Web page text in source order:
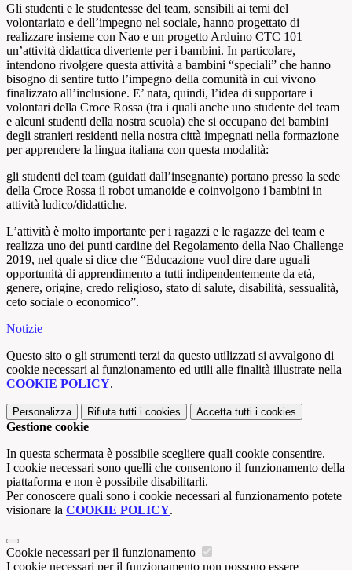
Gli studenti e le studentesse del team, sensibili ai temi del
volontariato e dell’impegno nel sociale, hanno progettato di
realizzare insieme con Nao e un progetto Arduino CTC 101
un’attività didattica divertente per i bambini. In particolare,
intendono rivolgere questa attività a bambini “speciali” che hanno
bisogno di sentire tutto l’impegno della comunità in cui vivono
finalizzato all’inclusione. E’ nata, quindi, l’idea di supportare i
volontari della Croce Rossa (tra i quali anche uno studente del team
e alcuni studenti della nostra scuola) che si occupano dei bambini
degli stranieri residenti nella nostra città impegnati nella formazione
per apprendere la lingua italiana con questa modalità:
gli studenti del team (guidati dall’insegnante) portano presso la sede
della Croce Rossa il robot umanoide e coinvolgono i bambini in
attività ludico/didattiche.
L’attività è molto importante per i ragazzi e le ragazze del team e
realizza uno dei punti cardine del Regolamento della Nao Challenge
2019, nel quale si dice che “Educazione vuol dire dare uguali
opportunità di apprendimento a tutti indipendentemente da età,
genere, origine, credo religioso, stato di salute, disabilità, sessualità,
ceto sociale o economico”.
Notizie
Questo sito o gli strumenti terzi da questo utilizzati si avvalgono di
cookie necessari al funzionamento ed utili alle finalità illustrate nella
COOKIE POLICY.
Personalizza Rifiuta tutti i cookies Accetta tutti i cookies
Gestione cookie
In questa schermata è possibile scegliere quali cookie consentire.
I cookie necessari sono quelli che consentono il funzionamento della
piattaforma e non è possibile disabilitarli.
Per conoscere quali sono i cookie necessari al funzionamento potete
visionare la COOKIE POLICY.
Cookie necessari per il funzionamento
I cookie necessari per il funzionamento non possono essere